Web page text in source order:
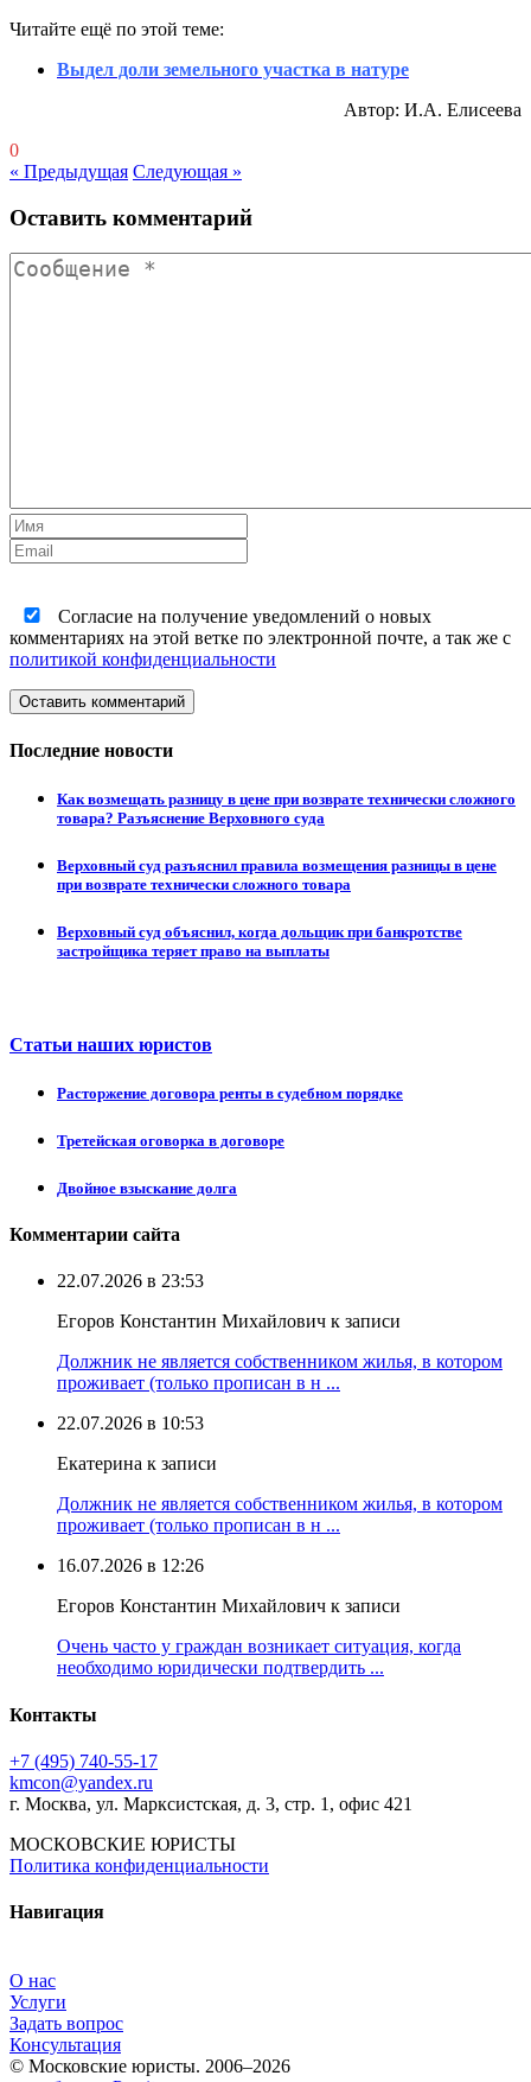
Читайте ещё по этой теме:
Выдел доли земельного участка в натуре
Автор: И.А. Елисеева
0
« Предыдущая Следующая »
Оставить комментарий
Согласие на получение уведомлений о новых
комментариях на этой ветке по электронной почте, а так же с
политикой конфиденциальности
Оставить комментарий
Последние новости
Как возмещать разницу в цене при возврате технически сложного
товара? Разъяснение Верховного суда
Верховный суд разъяснил правила возмещения разницы в цене
при возврате технически сложного товара
Верховный суд объяснил, когда дольщик при банкротстве
застройщика теряет право на выплаты
Статьи наших юристов
Расторжение договора ренты в судебном порядке
Третейская оговорка в договоре
Двойное взыскание долга
Комментарии сайта
22.07.2026 в 23:53
Егоров Константин Михайлович к записи
Должник не является собственником жилья, в котором
проживает (только прописан в н ...
22.07.2026 в 10:53
Екатерина к записи
Должник не является собственником жилья, в котором
проживает (только прописан в н ...
16.07.2026 в 12:26
Егоров Константин Михайлович к записи
Очень часто у граждан возникает ситуация, когда
необходимо юридически подтвердить ...
Контакты
+7 (495) 740‑55‑17
kmcon@yandex.ru
г. Москва, ул. Марксистская, д. 3, стр. 1, офис 421
МОСКОВСКИЕ ЮРИСТЫ
Политика конфиденциальности
Навигация
О нас
Услуги
Задать вопрос
Консультация
© Московские юристы. 2006–2026